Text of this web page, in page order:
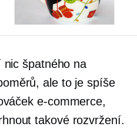
nic špatného na
ale to je spíše
e-commerce,
takové rozvržení.